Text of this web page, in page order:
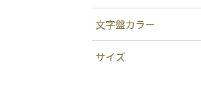
文字盤カラー
サイズ